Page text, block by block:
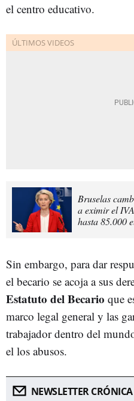
el centro educativo.
Bruselas
a eximir el
hasta 85.000
Sin embargo, para dar
el becario se acoja a sus
Estatuto del Becario que
marco legal general y las
trabajador dentro del
el los abusos.
NEWSLETTER